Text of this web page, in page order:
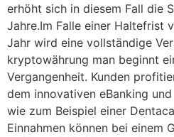
erhöht sich in diesem Fall die
Jahre.Im Falle einer Haltefrist
Jahr wird eine vollständige
kryptowährung man beginnt
Vergangenheit. Kunden
dem innovativen eBanking
wie zum Beispiel einer
Einnahmen können bei einem